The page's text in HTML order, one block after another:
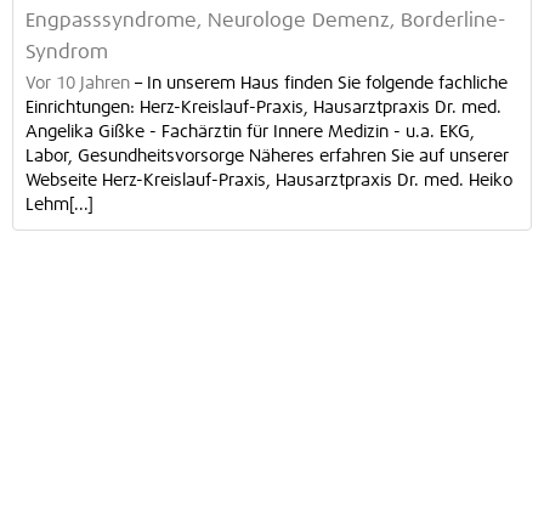
Engpasssyndrome, Neurologe Demenz, Borderline-
Syndrom
Vor 10 Jahren – In unserem Haus finden Sie folgende fachliche
Einrichtungen: Herz-Kreislauf-Praxis, Hausarztpraxis Dr. med.
Angelika Gißke - Fachärztin für Innere Medizin - u.a. EKG,
Labor, Gesundheitsvorsorge Näheres erfahren Sie auf unserer
Webseite Herz-Kreislauf-Praxis, Hausarztpraxis Dr. med. Heiko
Lehm[...]